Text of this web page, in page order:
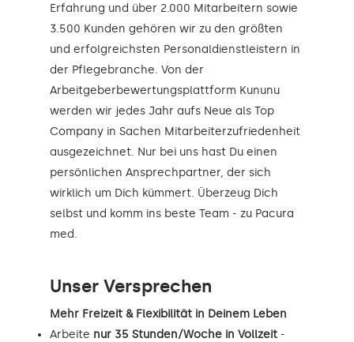
Erfahrung und über 2.000 Mitarbeitern sowie
3.500 Kunden gehören wir zu den größten
und erfolgreichsten Personaldienstleistern in
der Pflegebranche. Von der
Arbeitgeberbewertungsplattform Kununu
werden wir jedes Jahr aufs Neue als Top
Company in Sachen Mitarbeiterzufriedenheit
ausgezeichnet. Nur bei uns hast Du einen
persönlichen Ansprechpartner, der sich
wirklich um Dich kümmert. Überzeug Dich
selbst und komm ins beste Team - zu Pacura
med.
Unser Versprechen
Mehr Freizeit & Flexibilität in Deinem Leben
Arbeite nur 35 Stunden/Woche in Vollzeit -